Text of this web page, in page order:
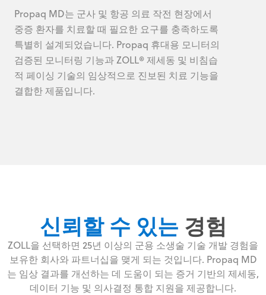
Propaq MD는 군사 및 항공 의료 작전 현장에서
중증 환자를 치료할 때 필요한 요구를 충족하도록
특별히 설계되었습니다. Propaq 휴대용 모니터의
검증된 모니터링 기능과 ZOLL® 제세동 및 비침습
적 페이싱 기술의 임상적으로 진보된 치료 기능을
결합한 제품입니다.
신뢰할 수 있는 경험
ZOLL을 선택하면 25년 이상의 군용 소생술 기술 개발 경험을
보유한 회사와 파트너십을 맺게 되는 것입니다. Propaq MD
는 임상 결과를 개선하는 데 도움이 되는 증거 기반의 제세동,
데이터 기능 및 의사결정 통합 지원을 제공합니다.